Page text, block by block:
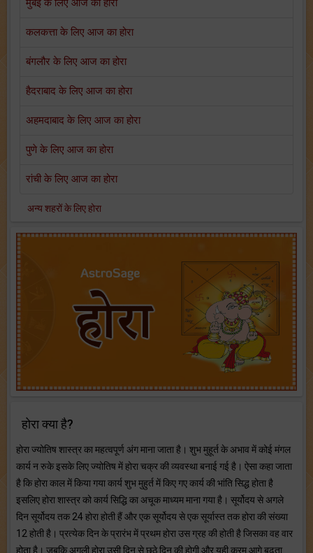
मुंबई के लिए आज का होरा
कलकत्ता के लिए आज का होरा
बंगलौर के लिए आज का होरा
हैदराबाद के लिए आज का होरा
अहमदाबाद के लिए आज का होरा
पुणे के लिए आज का होरा
रांची के लिए आज का होरा
अन्य शहरों के लिए होरा
होरा क्या है?
होरा ज्योतिष शास्त्र का महत्वपूर्ण अंग माना जाता है। शुभ मुहूर्त के अभाव में कोई मंगल
कार्य न रुके इसके लिए ज्योतिष में होरा चक्र की व्यवस्था बनाई गई है। ऐसा कहा जाता
है कि होरा काल में किया गया कार्य शुभ मुहुर्त में किए गए कार्य की भांति सिद्ध होता है
इसलिए होरा शास्त्र को कार्य सिद्धि का अचूक माध्यम माना गया है। सूर्योदय से अगले
दिन सूर्योदय तक 24 होरा होती हैं और एक सूर्योदय से एक सूर्यास्त तक होरा की संख्या
12 होती है। प्रत्येक दिन के प्रारंभ में प्रथम होरा उस ग्रह की होती है जिसका वह वार
होता है। जबकि अगली होरा उसी दिन से छठे दिन की होगी और यही क्रम आगे बढ़ता